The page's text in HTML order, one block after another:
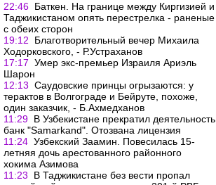
22:46 Баткен. На границе между Киргизией и
Таджикистаном опять перестрелка - раненые
с обеих сторон
19:12
Благотворительный вечер Михаила
Ходорковского, - Р.Устраханов
17:17 Умер экс-премьер Израиля Ариэль
Шарон
12:13 Саудовские принцы огрызаются: у
терактов в Волгограде и Бейруте, похоже,
один заказчик, - Б.Ахмедханов
11:29 В Узбекистане прекратил деятельность
банк "Samarkand". Отозвана лицензия
11:24 Узбекский Заамин. Повесилась 15-
летняя дочь арестованного районного
хокима Азимова
11:23
В Таджикистане без вести пропал